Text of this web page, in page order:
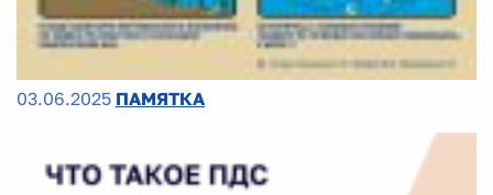
03.06.2025 ПАМЯТКА